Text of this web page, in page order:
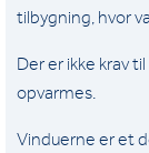
tilbygning, hvor
Der er ikke krav
opvarmes.
Vinduerne er et